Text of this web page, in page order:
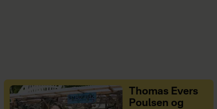
Thomas Evers
Poulsen og